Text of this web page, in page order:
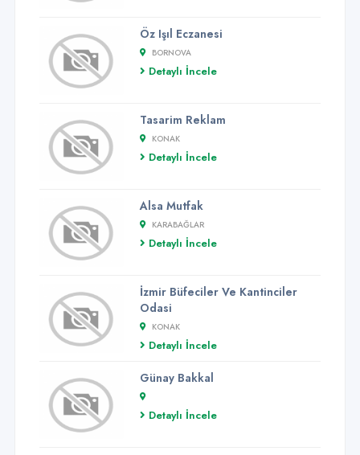
Öz Işıl Eczanesi
BORNOVA
Detaylı İncele
Tasarim Reklam
KONAK
Detaylı İncele
Alsa Mutfak
KARABAĞLAR
Detaylı İncele
İzmir Büfeciler Ve Kantinciler
Odasi
KONAK
Detaylı İncele
Günay Bakkal
Detaylı İncele